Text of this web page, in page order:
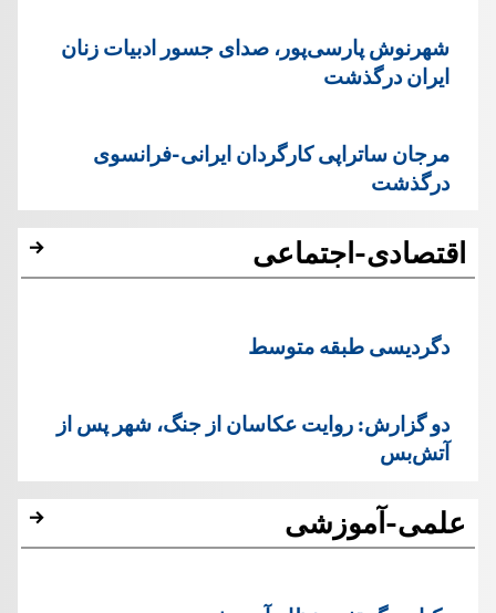
شهرنوش پارسی‌پور، صدای جسور ادبیات زنان
ایران درگذشت
مرجان ساتراپی کارگردان ایرانی-فرانسوی
درگذشت
اقتصادی-اجتماعی
دگردیسی طبقه متوسط
دو گزارش: روایت عکاسان از جنگ، شهر پس از
آتش‌بس
علمی-آموزشی